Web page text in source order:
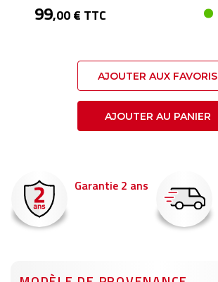
99,00 € TTC
AJOUTER AUX FAVORIS
AJOUTER AU PANIER
Garantie 2 ans